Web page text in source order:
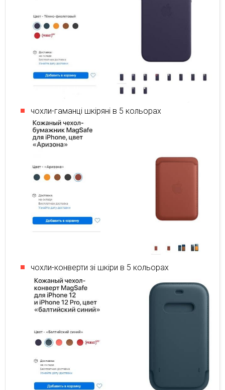
чохли-гаманці шкіряні в 5 кольорах
чохли-конверти зі шкіри в 5 кольорах